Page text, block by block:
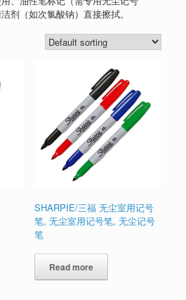
剂（如次氯酸钠）直接擦拭。
SHARPIE/三福 无尘室用记号
笔, 无尘室用记号笔, 无尘记号
笔
Read more